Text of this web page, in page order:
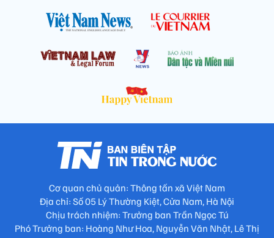
Cơ quan chủ quản: Thông tấn xã Việt Nam
Địa chỉ: Số 05 Lý Thường Kiệt, Cửa Nam, Hà Nội
Chịu trách nhiệm: Trưởng ban Trần Ngọc Tú
Phó Trưởng ban: Hoàng Như Hoa, Nguyễn Văn Nhật, Lê Thị